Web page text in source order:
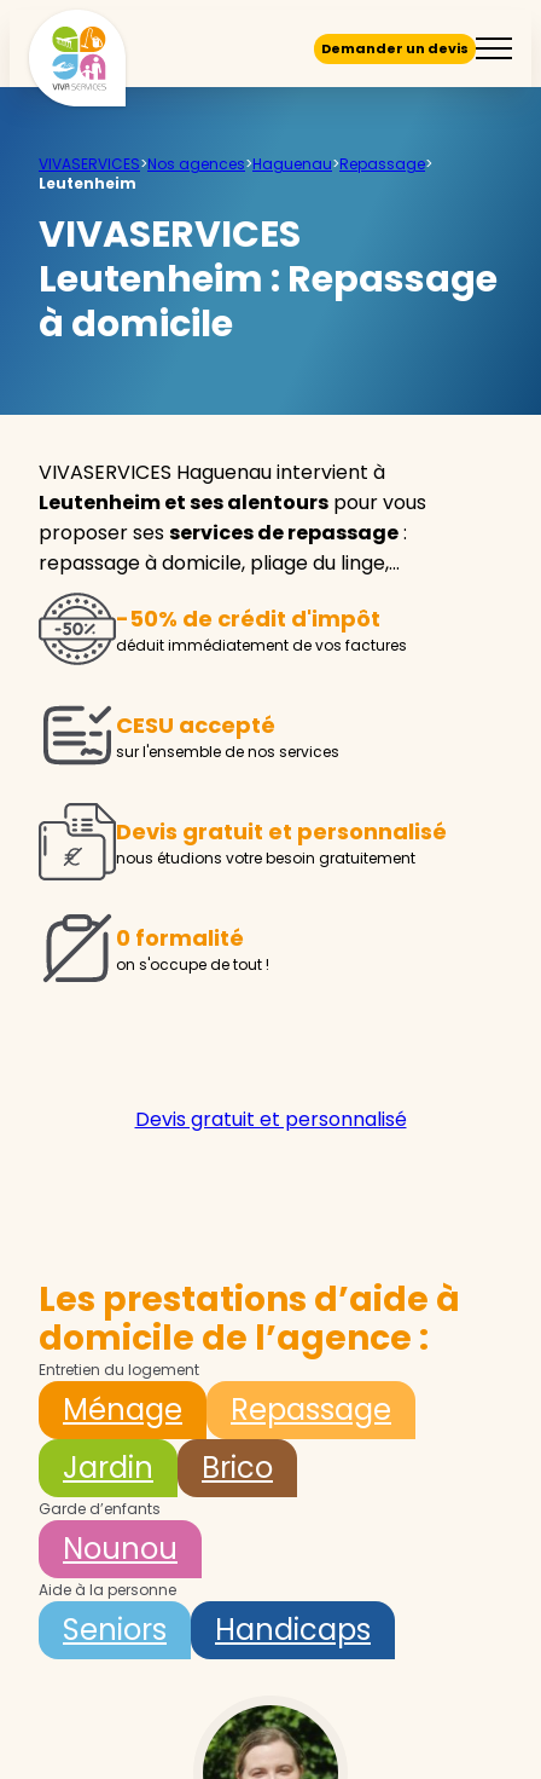
Demander un devis
VIVASERVICES>Nos agences>Haguenau>Repassage>
Leutenheim
VIVASERVICES
Leutenheim : Repassage
à domicile
VIVASERVICES Haguenau intervient à
Leutenheim et ses alentours pour vous
proposer sesservices de repassage:
repassage à domicile, pliage du linge,…
-50% de crédit d'impôt
déduit immédiatement de vos factures
CESU accepté
sur l'ensemble de nos services
Devis gratuit et personnalisé
nous étudions votre besoin gratuitement
0 formalité
on s'occupe de tout !
Devis gratuit et personnalisé
Les prestations d’aide à
domicile de l’agence :
Entretien du logement
Ménage
Repassage
Jardin
Brico
Garde d’enfants
Nounou
Aide à la personne
Seniors Handicaps